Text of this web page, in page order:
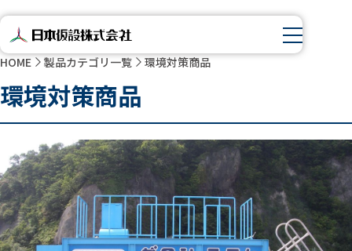
HOME 製品カテゴリ一覧 環境対策商品
環境対策商品